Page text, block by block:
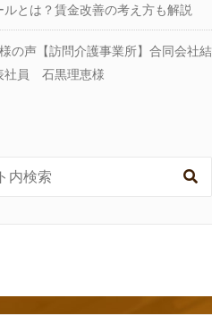
ルとは？賃金改善の考え方も解説
の声【訪問介護事業所】合同会社結
員 石黒理恵様